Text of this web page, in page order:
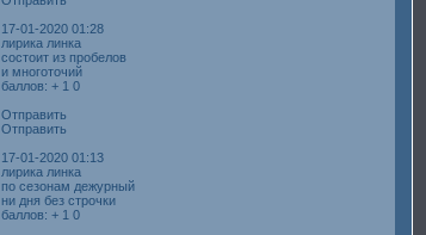
17-01-2020 01:28
лирика линка
состоит из пробелов
и многоточий
баллов: + 1 0
Отправить
Отправить
17-01-2020 01:13
лирика линка
по сезонам дежурный
ни дня без строчки
баллов: + 1 0